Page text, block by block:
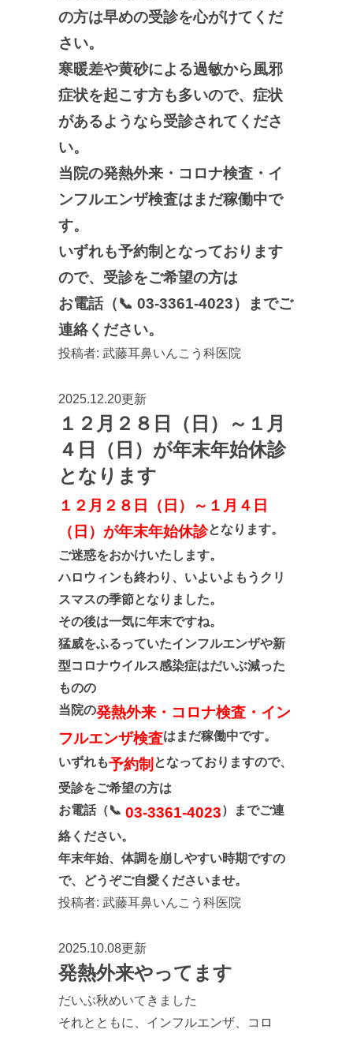
の方は早めの受診を心がけてくだ
さい。
寒暖差や黄砂による過敏から風邪
症状を起こす方も多いので、症状
があるようなら受診されてくださ
い。
当院の発熱外来・コロナ検査・イ
ンフルエンザ検査はまだ稼働中で
す。
いずれも予約制となっております
ので、受診をご希望の方は
お電話（📞 03-3361-4023）までご
連絡ください。
投稿者: 武藤耳鼻いんこう科医院
2025.12.20更新
１２月２８日（日）～１月
４日（日）が年末年始休診
となります
１２月２８日（日）～１月４日
（日）が年末年始休診となります。
ご迷惑をおかけいたします。
ハロウィンも終わり、いよいよもうクリ
スマスの季節となりました。
その後は一気に年末ですね。
猛威をふるっていたインフルエンザや新
型コロナウイルス感染症はだいぶ減った
ものの
当院の発熱外来・コロナ検査・イン
フルエンザ検査はまだ稼働中です。
いずれも予約制 となっておりますので、
受診をご希望の方は
お電話（📞 03-3361-4023）までご連
絡ください。
年末年始、体調を崩しやすい時期ですの
で、どうぞご自愛くださいませ。
投稿者: 武藤耳鼻いんこう科医院
2025.10.08更新
発熱外来やってます
だいぶ秋めいてきました
それとともに、インフルエンザ、コロ